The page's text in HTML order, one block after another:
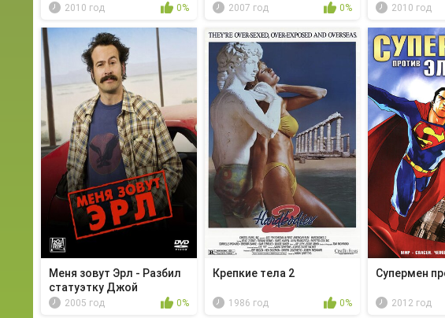
2010 год 0% 2007 год 0% 2010 год
Меня зовут Эрл - Разбил
статуэтку Джой
2005 год 0%
Крепкие тела 2
1986 год 0%
Супермен
2012 год